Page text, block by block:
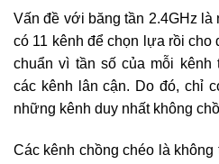
Vấn đề với băng tần 2.4GHz là
có 11 kênh để chọn lựa rồi cho
chuẩn vì tần số của mỗi kênh
các kênh lân cận. Do đó, chỉ
những kênh duy nhất không
Các kênh chồng chéo là